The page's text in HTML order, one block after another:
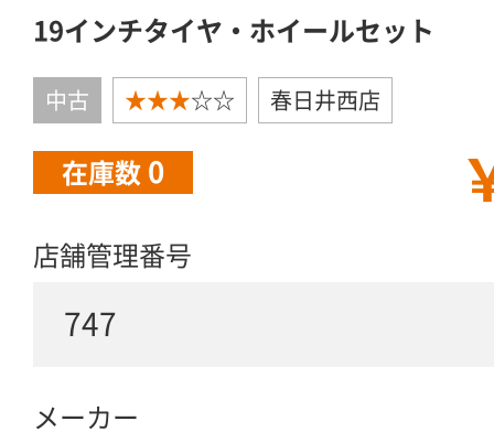
19インチタイヤ・ホイールセット
中古 ★★★☆☆ 春日井西店
在庫数 0
店舗管理番号
747
メーカー